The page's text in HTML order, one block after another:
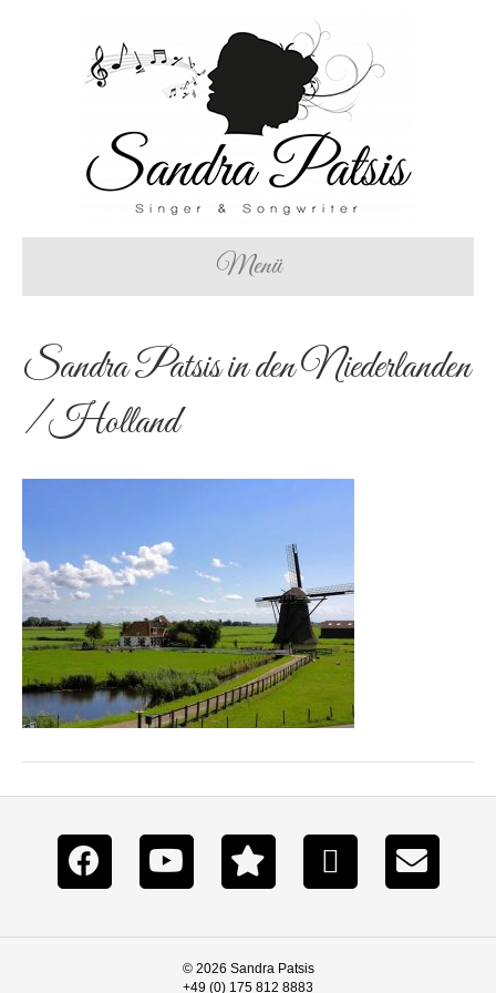
Menü
Sandra Patsis in den Niederlanden
/ Holland
© 2026 Sandra Patsis
+49 (0) 175 812 8883